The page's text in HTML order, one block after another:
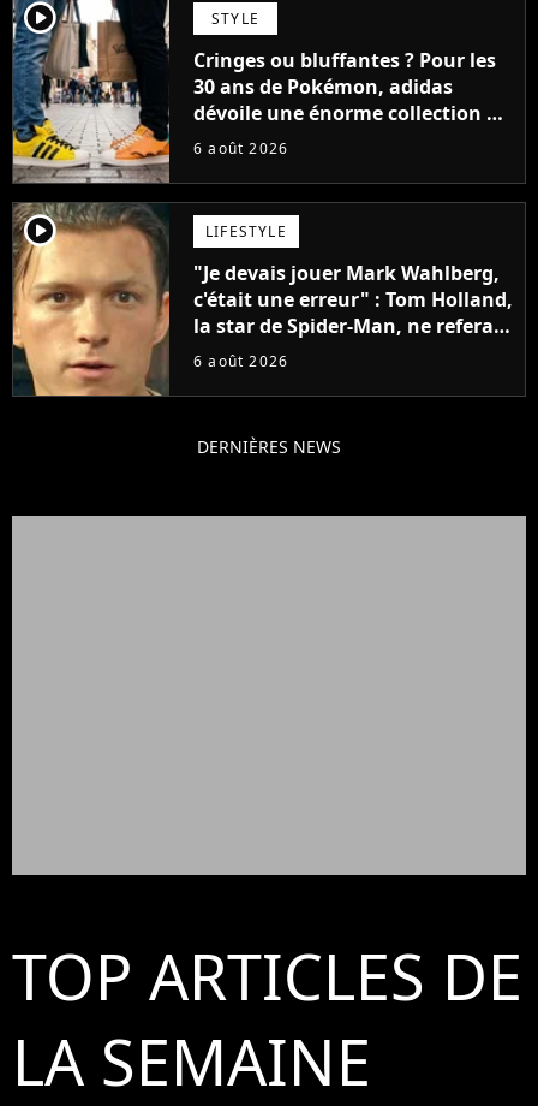
player2 STYLE
Cringes ou bluffantes ? Pour les
30 ans de Pokémon, adidas
dévoile une énorme collection de
sneakers et je ne sais pas quoi en
6 août 2026
player2 LIFESTYLE
"Je devais jouer Mark Wahlberg,
c'était une erreur" : Tom Holland,
la star de Spider-Man, ne referait
pas ce blockbuster
6 août 2026
DERNIÈRES NEWS
TOP ARTICLES DE
LA SEMAINE